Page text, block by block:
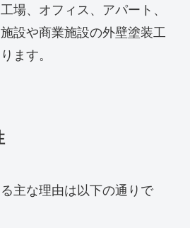
場、オフィス、アパート、
設や商業施設の外壁塗装工
ます。
主な理由は以下の通りで